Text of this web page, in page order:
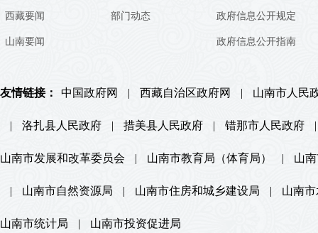
西藏要闻
山南要闻
部门动态 政府信息公开规定
政府信息公开指南
友情链接： 中国政府网 | 西藏自治区政府网 | 山南市人民
| 洛扎县人民政府 | 措美县人民政府 | 错那市人民政府 |
山南市发展和改革委员会 | 山南市教育局（体育局） | 山
| 山南市自然资源局 | 山南市住房和城乡建设局 | 山南
山南市统计局 | 山南市投资促进局